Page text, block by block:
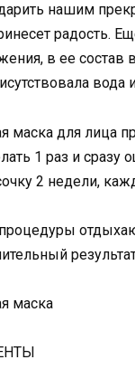
нашим
радость.
в ее
для лица
1 раз и сразу
2 недели,
маска